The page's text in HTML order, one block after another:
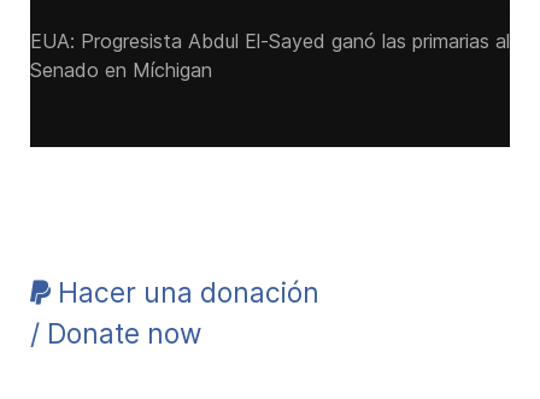
EUA: Progresista Abdul El-Sayed ganó las primarias al
Senado ‌en Míchigan
Hacer una donación
/ Donate now